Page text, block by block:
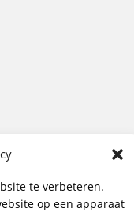
te verbeteren.
op een apparaat